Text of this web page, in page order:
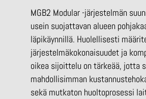
MGB2 Modular -järjestelmän
usein suojattavan alueen
läpikäynnillä. Huolellisesti
järjestelmäkokonaisuudet ja
oikea sijoittelu on tärkeää, jotta
mahdollisimman
sekä mutkaton huoltoprosessi